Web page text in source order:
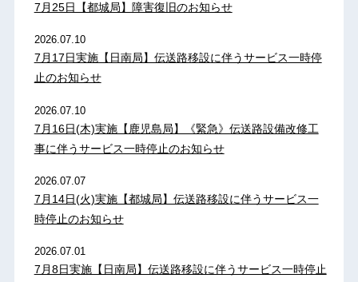
7月25日【都城局】障害復旧のお知らせ
2026.07.10
7月17日実施【日南局】伝送路移設に伴うサービス一時停
止のお知らせ
2026.07.10
7月16日(木)実施【鹿児島局】《緊急》伝送路設備改修工
事に伴うサービス一時停止のお知らせ
2026.07.07
7月14日(火)実施【都城局】伝送路移設に伴うサービス一
時停止のお知らせ
2026.07.01
7月8日実施【日南局】伝送路移設に伴うサービス一時停止